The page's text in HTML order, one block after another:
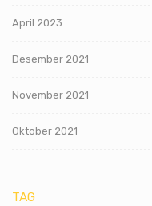
April 2023
Desember 2021
November 2021
Oktober 2021
TAG